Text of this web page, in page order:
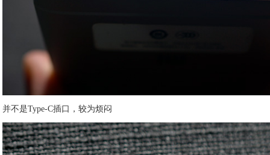
并不是Type-C插口，较为烦闷